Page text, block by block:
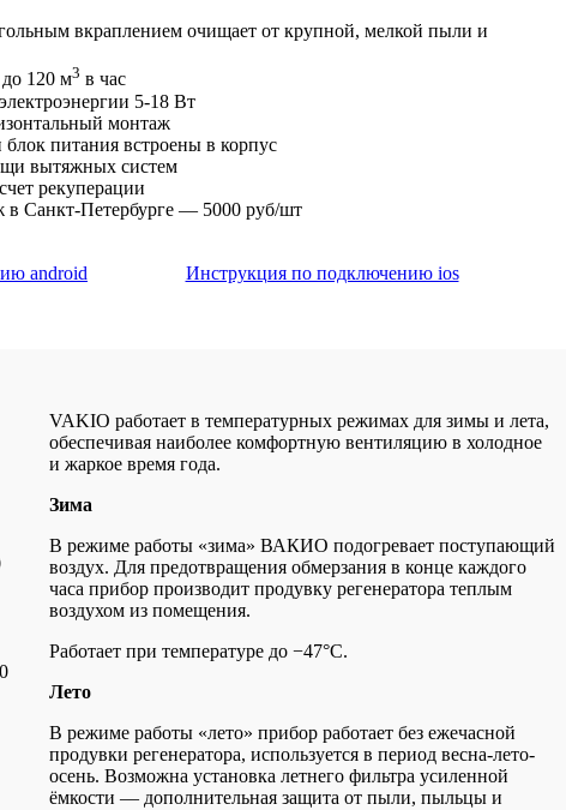
вкраплением очищает от крупной, мелкой пыли и
120 м3 в час
5-18 Вт
монтаж
питания встроены в корпус
вытяжных систем
рекуперации
в Санкт-Петербурге — 5000 руб/шт
android Инструкция по подключению ios
VAKIO работает в температурных режимах для зимы и лета,
обеспечивая наиболее комфортную вентиляцию в холодное
и жаркое время года.
Зима
В режиме работы «зима» ВАКИО подогревает поступающий
воздух. Для предотвращения обмерзания в конце каждого
часа прибор производит продувку регенератора теплым
воздухом из помещения.
Работает при температуре до −47°С.
Лето
В режиме работы «лето» прибор работает без ежечасной
продувки регенератора, используется в период весна-лето-
осень. Возможна установка летнего фильтра усиленной
ёмкости — дополнительная защита от пыли, пыльцы и